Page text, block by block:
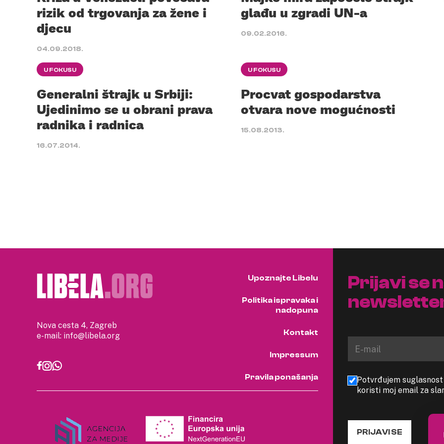
rizik od trgovanja za žene i
djecu
04.09.2018.
glađu u zgradi UN-a
09.02.2016.
U FOKUSU
Generalni štrajk u Srbiji:
Ujedinimo se u obrani prava
radnika i radnica
16.07.2014.
U FOKUSU
Procvat gospodarstva
otvara nove mogućnosti
15.08.2013.
Nova cesta 4, Zagreb
e-mail: info@libela.org
Upoznajte Libelu
Politika ispravaka i
nadopuna
Kontakt
Impressum
Pravila ponašanja
Prijavi se
Potvrđujem
koristi moj email za
PRIJAVI SE